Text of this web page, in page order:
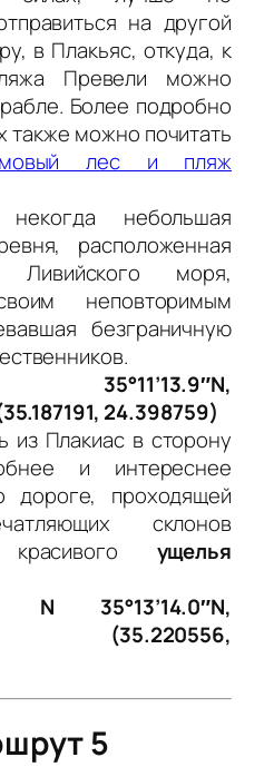
на другой
в Плакьяс, откуда, к
Превели можно
Более подробно
также можно почитать
лес и пляж
небольшая
расположенная
моря,
неповторимым
безграничную
35°11’13.9″N,
24.398759)
из Плакиас в сторону
и интереснее
дороге, проходящей
склонов
красивого ущелья
N 35°13’14.0″N,
(35.220556,
5